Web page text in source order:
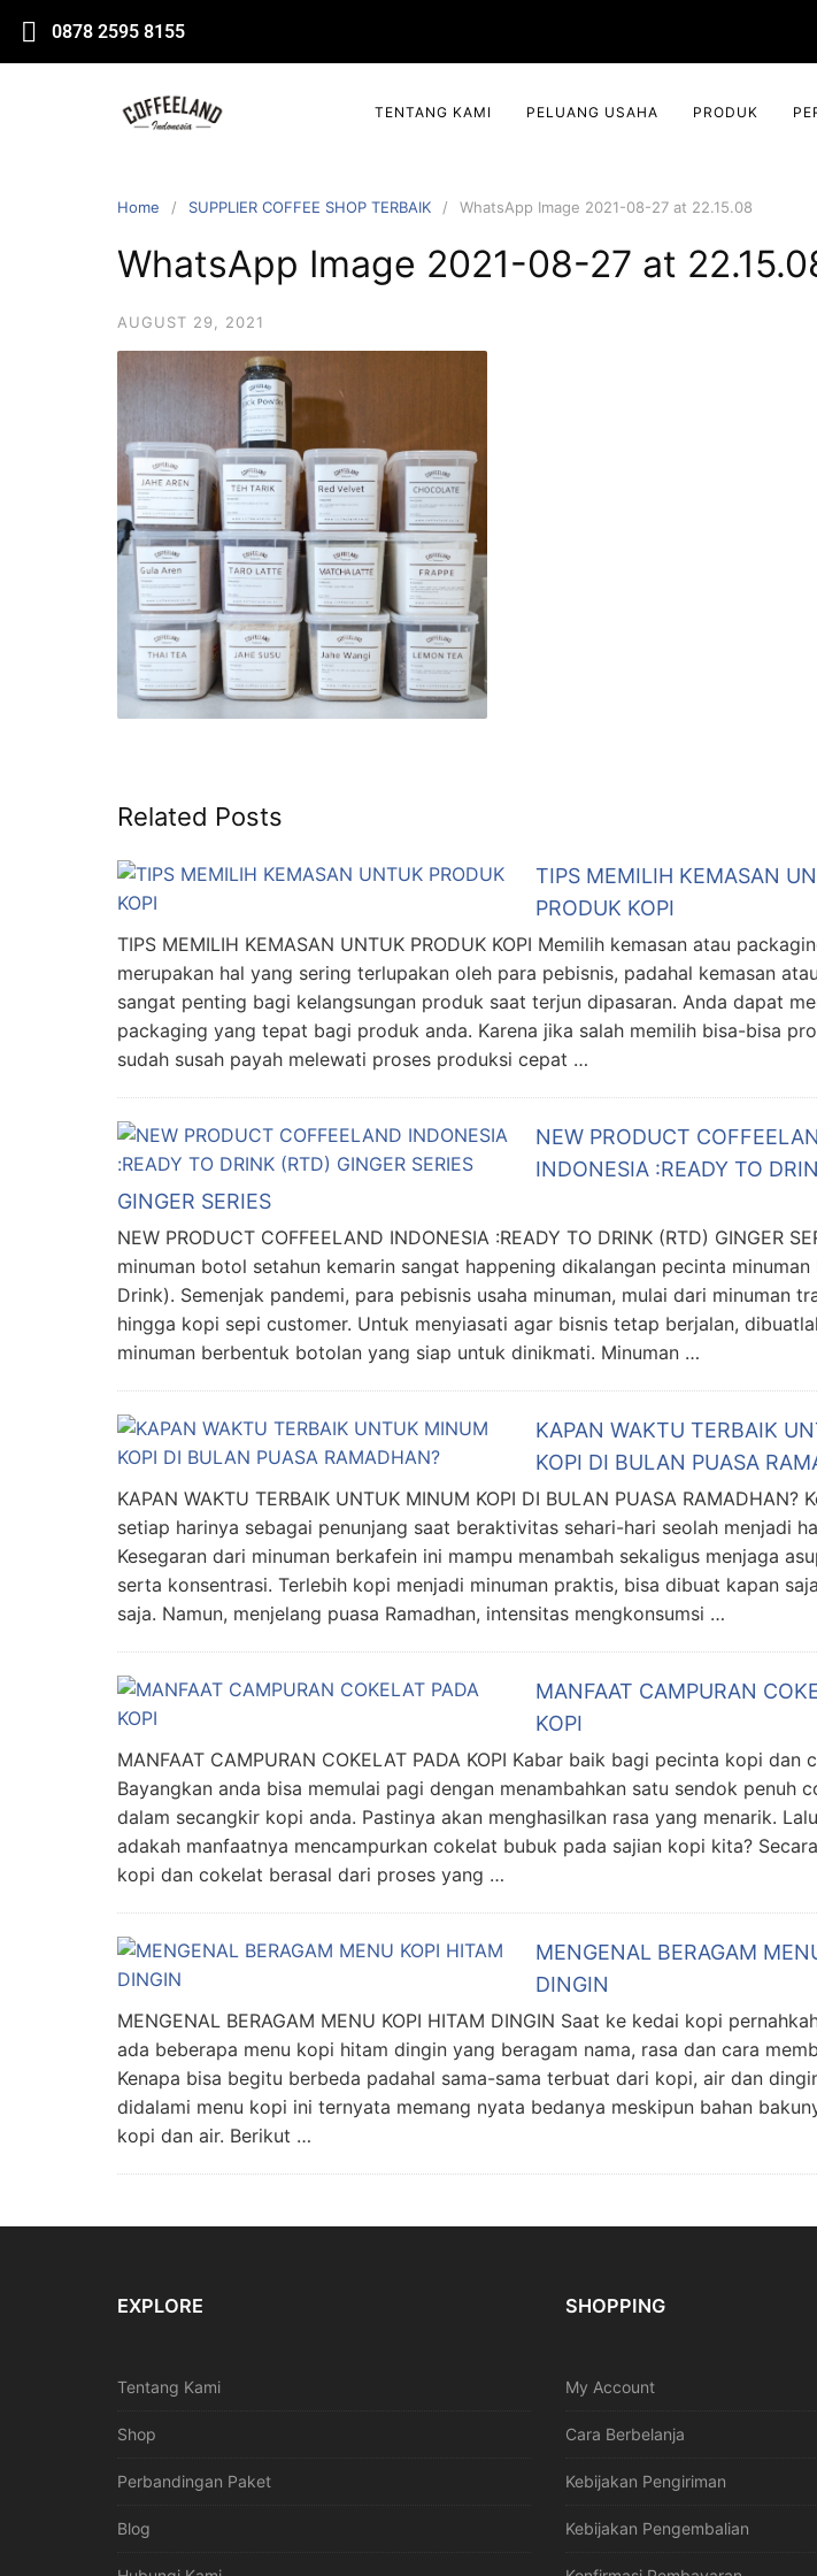
0878 2595 8155
TENTANG KAMI PELUANG USAHA PRODUK
Home SUPPLIER COFFEE SHOP TERBAIK WhatsApp Image 2021-08-27 at 22.15.08
WhatsApp Image 2021-08-27 at
AUGUST 29, 2021
Related Posts
TIPS MEMILIH KEMASAN
PRODUK KOPI
TIPS MEMILIH KEMASAN UNTUK PRODUK KOPI Memilih kemasan atau
merupakan hal yang sering terlupakan oleh para pebisnis, padahal kemasan
sangat penting bagi kelangsungan produk saat terjun dipasaran. Anda dapat
packaging yang tepat bagi produk anda. Karena jika salah memilih bisa-bisa
sudah susah payah melewati proses produksi cepat …
NEW PRODUCT
INDONESIA :READY TO
GINGER SERIES
NEW PRODUCT COFFEELAND INDONESIA :READY TO DRINK (RTD) GINGER
minuman botol setahun kemarin sangat happening dikalangan pecinta minuman
Drink). Semenjak pandemi, para pebisnis usaha minuman, mulai dari minuman
hingga kopi sepi customer. Untuk menyiasati agar bisnis tetap berjalan,
minuman berbentuk botolan yang siap untuk dinikmati. Minuman …
KAPAN WAKTU TERBAIK
KOPI DI BULAN PUASA
KAPAN WAKTU TERBAIK UNTUK MINUM KOPI DI BULAN PUASA RAMADHAN?
setiap harinya sebagai penunjang saat beraktivitas sehari-hari seolah menjadi
Kesegaran dari minuman berkafein ini mampu menambah sekaligus menjaga
serta konsentrasi. Terlebih kopi menjadi minuman praktis, bisa dibuat kapan
saja. Namun, menjelang puasa Ramadhan, intensitas mengkonsumsi …
MANFAAT CAMPURAN
KOPI
MANFAAT CAMPURAN COKELAT PADA KOPI Kabar baik bagi pecinta kopi dan
Bayangkan anda bisa memulai pagi dengan menambahkan satu sendok penuh
dalam secangkir kopi anda. Pastinya akan menghasilkan rasa yang menarik.
adakah manfaatnya mencampurkan cokelat bubuk pada sajian kopi kita?
kopi dan cokelat berasal dari proses yang …
MENGENAL BERAGAM
DINGIN
MENGENAL BERAGAM MENU KOPI HITAM DINGIN Saat ke kedai kopi
ada beberapa menu kopi hitam dingin yang beragam nama, rasa dan cara
Kenapa bisa begitu berbeda padahal sama-sama terbuat dari kopi, air dan
didalami menu kopi ini ternyata memang nyata bedanya meskipun bahan
kopi dan air. Berikut …
EXPLORE
Tentang Kami
Shop
Perbandingan Paket
Blog
SHOPPING
My Account
Cara Berbelanja
Kebijakan Pengiriman
Kebijakan Pengembalian